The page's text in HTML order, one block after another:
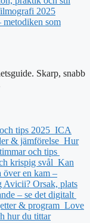
2025
metodiken som
Skarp, snabb
tips 2025 ICA
& jämförelse Hur
och tips
krispig svål Kan
över en kam –
Avicii? Orsak, plats
– se det digitalt
& program Love
hur du tittar